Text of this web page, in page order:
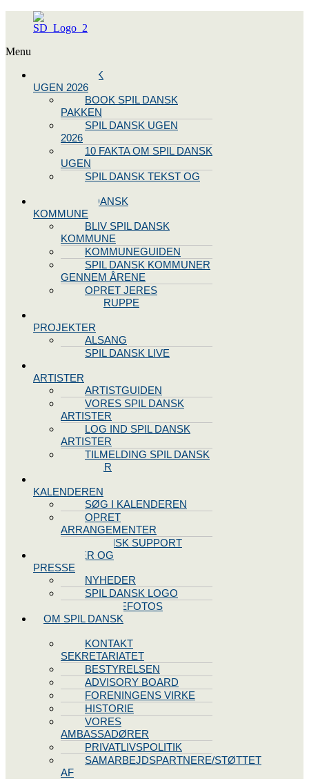
Menu
SPIL DANSK
UGEN 2026
BOOK SPIL DANSK
PAKKEN
SPIL DANSK UGEN
2026
10 FAKTA OM SPIL DANSK
UGEN
SPIL DANSK TEKST OG
BLIV SPIL DANSK
KOMMUNE
BLIV SPIL DANSK
KOMMUNE
KOMMUNEGUIDEN
SPIL DANSK KOMMUNER
GENNEM ÅRENE
OPRET JERES
STYREGRUPPE
PROJEKTER
ALSANG
SPIL DANSK LIVE
ARTISTER
ARTISTGUIDEN
VORES SPIL DANSK
ARTISTER
LOG IND SPIL DANSK
ARTISTER
TILMELDING SPIL DANSK
ARTISTER
KALENDEREN
SØG I KALENDEREN
OPRET
ARRANGEMENTER
TEKNISK SUPPORT
NYHEDER OG
PRESSE
NYHEDER
SPIL DANSK LOGO
PRESSEFOTOS
OM SPIL DANSK
KONTAKT
SEKRETARIATET
BESTYRELSEN
ADVISORY BOARD
FORENINGENS VIRKE
HISTORIE
VORES
AMBASSADØRER
PRIVATLIVSPOLITIK
SAMARBEJDSPARTNERE/STØTTET
AF